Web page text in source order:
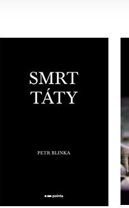
Petr Blinka
Do košíku